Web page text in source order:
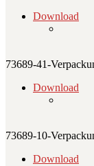
Download
73689-41-
Download
73689-10-
Download